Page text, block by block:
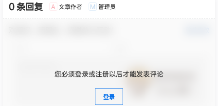
0 条回复 A 文章作者 M 管理员
您必须登录或注册以后才能发表评论
登录